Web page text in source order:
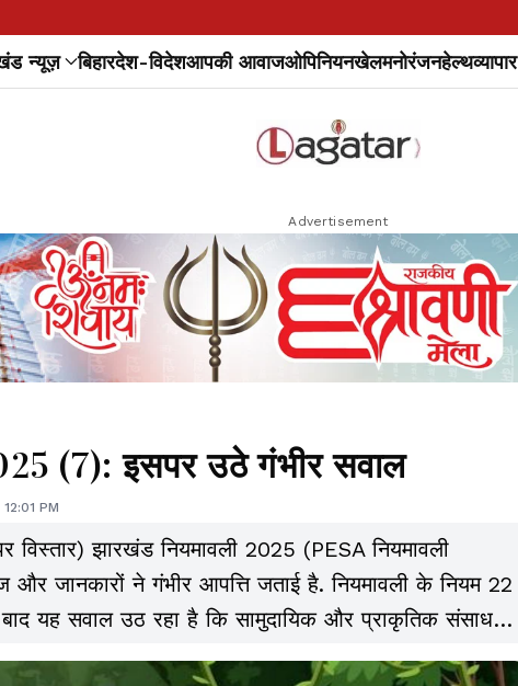
न्यूज़ बिहारदेश-विदेशआपकी आवाजओपिनियनखेलमनोरंजनहेल्थव्यापार
Advertisement
(7): इसपर उठे गंभीर सवाल
PM
विस्तार) झारखंड नियमावली 2025 (PESA नियमावली
जानकारों ने गंभीर आपत्ति जताई है. नियमावली के नियम 22
यह सवाल उठ रहा है कि सामुदायिक और प्राकृतिक संसाधनों
के अधिकार में होगा.